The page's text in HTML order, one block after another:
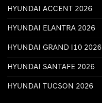
HYUNDAI ACCENT 2026
HYUNDAI ELANTRA 2026
HYUNDAI GRAND I10 2026
HYUNDAI SANTAFE 2026
HYUNDAI TUCSON 2026